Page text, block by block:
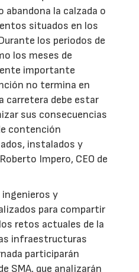
abandona la calzada o
situados en los
los periodos de
los meses de
importante
no termina en
carretera debe estar
sus consecuencias
contención
instalados y
Impero, CEO de
ingenieros y
para compartir
retos actuales de la
infraestructuras
participarán
SMA, que analizarán